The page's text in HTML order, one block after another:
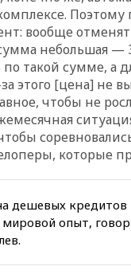
Поэтому
вообще
небольшая —
такой сумме, а
этого [цена] не
чтобы не
которые
дешевых
мировой опыт,